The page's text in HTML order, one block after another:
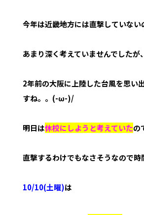
今年は近畿地方には直撃していない
あまり深く考えていませんでしたが、
2年前の大阪に上陸した台風を思い
すね。。(-ω-)/
明日は休校にしようと考えていたの
直撃するわけでもなさそうなので時
10/10(土曜)は